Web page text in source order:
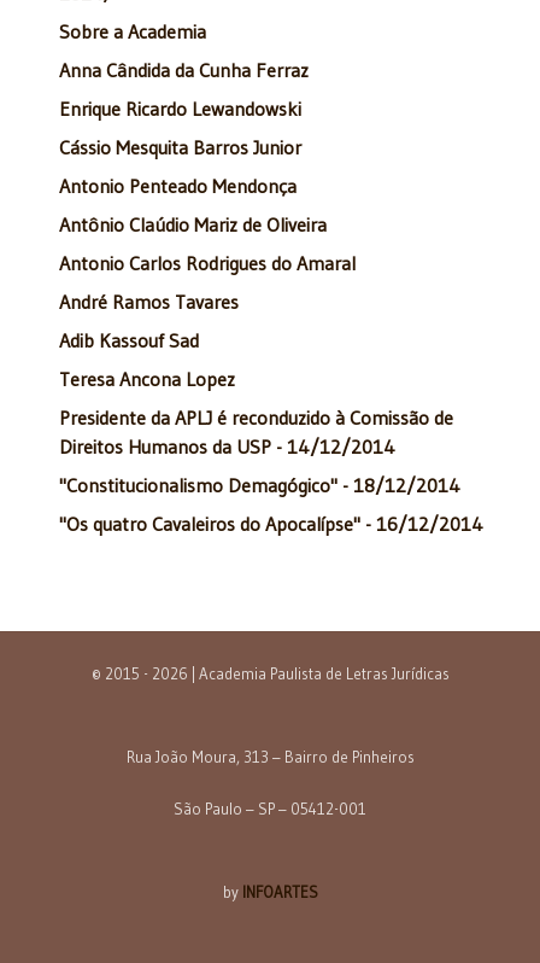
Sobre a Academia
Anna Cândida da Cunha Ferraz
Enrique Ricardo Lewandowski
Cássio Mesquita Barros Junior
Antonio Penteado Mendonça
Antônio Claúdio Mariz de Oliveira
Antonio Carlos Rodrigues do Amaral
André Ramos Tavares
Adib Kassouf Sad
Teresa Ancona Lopez
Presidente da APLJ é reconduzido à Comissão de
Direitos Humanos da USP - 14/12/2014
"Constitucionalismo Demagógico" - 18/12/2014
"Os quatro Cavaleiros do Apocalípse" - 16/12/2014
© 2015 - 2026 | Academia Paulista de Letras Jurídicas
Rua João Moura, 313 – Bairro de Pinheiros
São Paulo – SP – 05412-001
by INFOARTES